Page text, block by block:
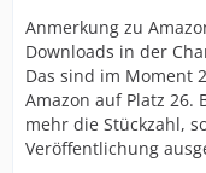
Anmerkung zu
Downloads in der
Das sind im Moment
Amazon auf Platz 26.
mehr die Stückzahl,
Veröffentlichung